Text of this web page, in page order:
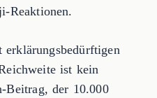
Reaktionen.
ist kein
Beitrag, der 10.000